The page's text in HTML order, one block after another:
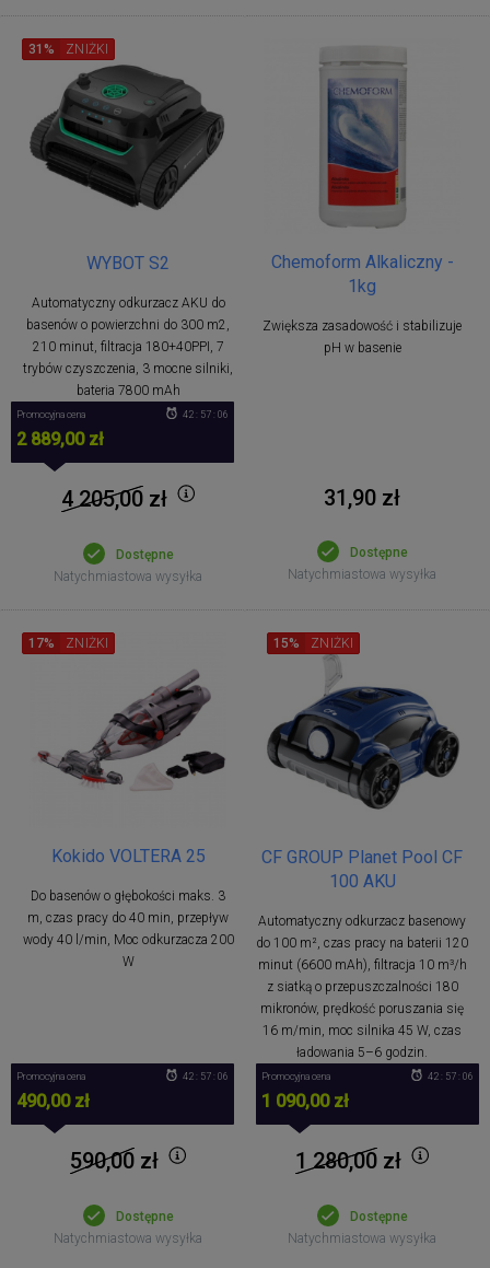
WYBOT S2
Automatyczny odkurzacz AKU do
basenów o powierzchni do 300 m2,
210 minut, filtracja 180+40PPI, 7
trybów czyszczenia, 3 mocne silniki,
bateria 7800 mAh
31% ZNIŻKI
Promocyjna cena
2 889,00 zł
42 : 57 : 06
4 205,00zł
Dostępne
Natychmiastowa wysyłka
Chemoform Alkaliczny -
1kg
Zwiększa zasadowość i stabilizuje
pH w basenie
31,90 zł
Dostępne
Natychmiastowa wysyłka
Kokido VOLTERA 25
Do basenów o głębokości maks. 3
m, czas pracy do 40 min, przepływ
wody 40 l/min, Moc odkurzacza 200
W
17% ZNIŻKI
Promocyjna cena
490,00 zł
42 : 57 : 06
590,00zł
Dostępne
Natychmiastowa wysyłka
CF GROUP Planet Pool CF
100 AKU
Automatyczny odkurzacz basenowy
do 100 m², czas pracy na baterii 120
minut (6600 mAh), filtracja 10 m³/h
z siatką o przepuszczalności 180
mikronów, prędkość poruszania się
16 m/min, moc silnika 45 W, czas
ładowania 5–6 godzin.
15% ZNIŻKI
Promocyjna cena
1 090,00 zł
42 : 57 : 06
1 280,00zł
Dostępne
Natychmiastowa wysyłka